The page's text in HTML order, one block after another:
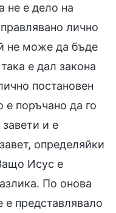
не е дело на
лично
не може да бъде
е дал закона
постановен
поръчано да го
и е
определяйки
Исус е
По онова
представлявало